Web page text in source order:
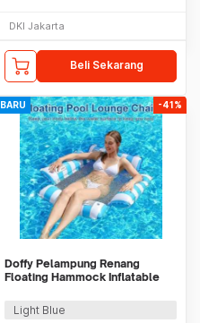
DKI Jakarta
Beli Sekarang
BARU -41%
Doffy Pelampung Renang
Floating Hammock Inflatable
Light Blue